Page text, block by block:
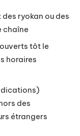
ryokan ou des
chaîne
tôt le
horaires
des
étrangers